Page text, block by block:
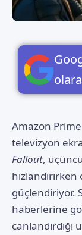
Amazon
televizyon
Fallout,
güçlendiriyor.
haberlerine
canlandırdığı